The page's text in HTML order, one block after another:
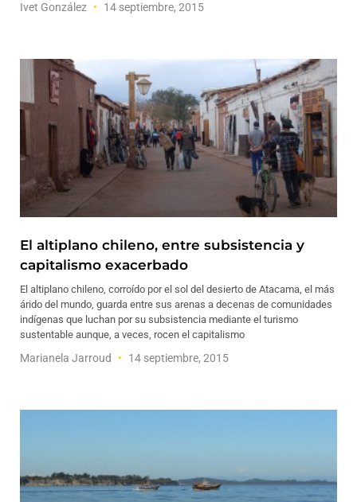
Ivet González 14 septiembre, 2015
El altiplano chileno, entre subsistencia y
capitalismo exacerbado
El altiplano chileno, corroído por el sol del desierto de Atacama, el más
árido del mundo, guarda entre sus arenas a decenas de comunidades
indígenas que luchan por su subsistencia mediante el turismo
sustentable aunque, a veces, rocen el capitalismo
Marianela Jarroud 14 septiembre, 2015